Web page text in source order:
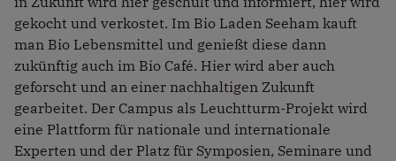
gekocht und verkostet. Im Bio Laden Seeham kauft
man Bio Lebensmittel und genießt diese dann
zukünftig auch im Bio Café. Hier wird aber auch
geforscht und an einer nachhaltigen Zukunft
gearbeitet. Der Campus als Leuchtturm-Projekt wird
eine Plattform für nationale und internationale
Experten und der Platz für Symposien, Seminare und